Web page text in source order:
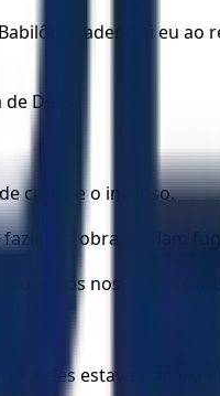
adentrei eu ao
Deus.
carne e o incenso.
a obra, haviam
os nos seus
a eles estava Hanã, o